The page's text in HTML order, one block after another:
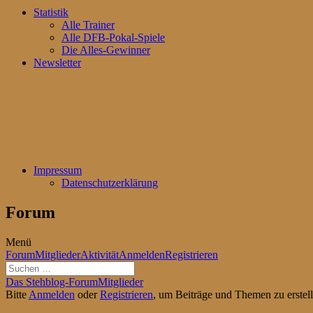
Statistik
Alle Trainer
Alle DFB-Pokal-Spiele
Die Alles-Gewinner
Newsletter
Impressum
Datenschutzerklärung
Forum
Menü
Forum-
Navigation
ForumMitgliederAktivitätAnmeldenRegistrieren
Forum-
Breadcrumbs
Das Stehblog-ForumMitglieder
Bitte Anmelden oderRegistrieren, um Beiträge und Themen zu